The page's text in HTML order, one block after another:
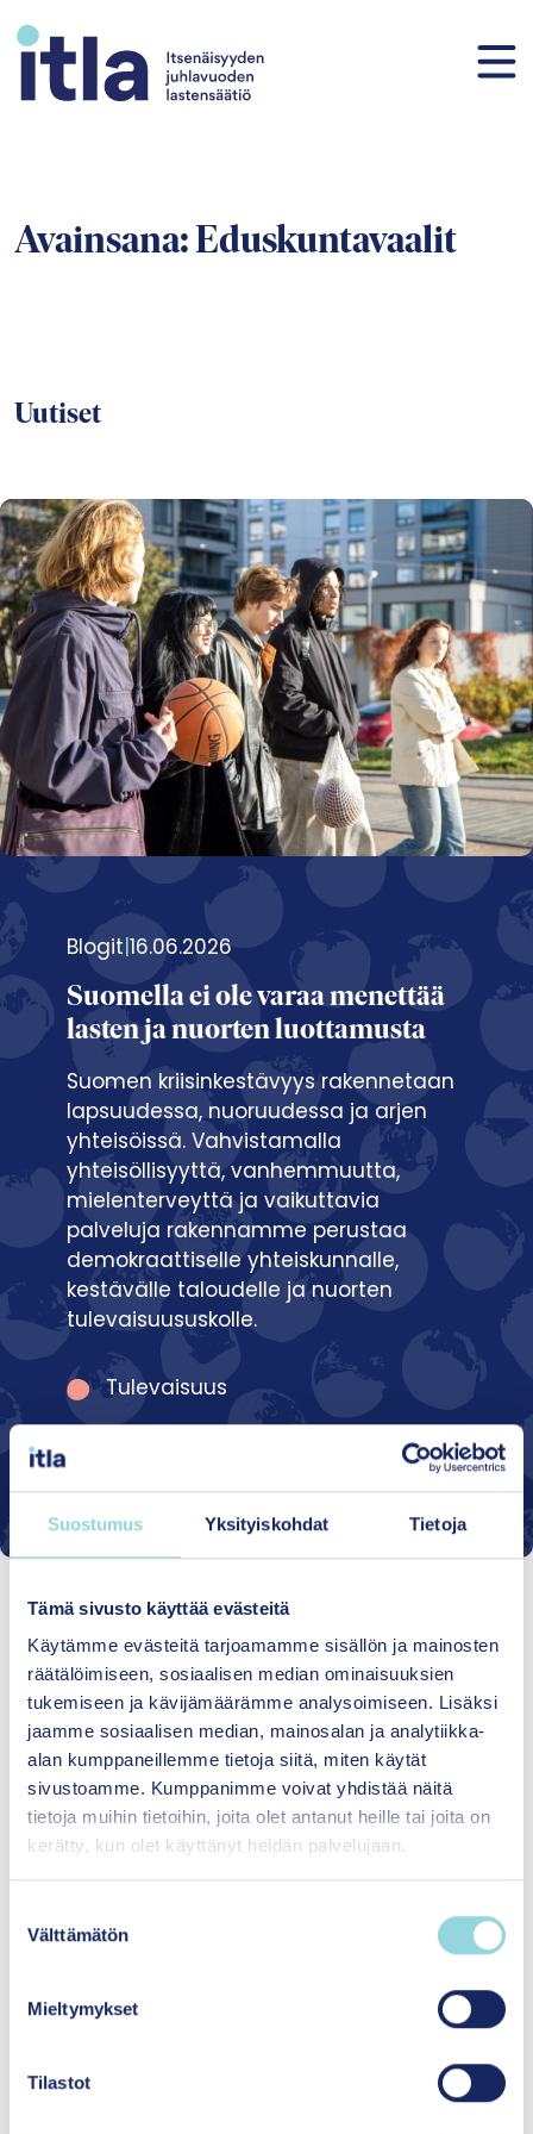
Suostumus Yksityiskohdat Tietoja
Tämä sivusto käyttää evästeitä
Käytämme evästeitä tarjoamamme sisällön ja mainosten
räätälöimiseen, sosiaalisen median ominaisuuksien
tukemiseen ja kävijämäärämme analysoimiseen. Lisäksi
jaamme sosiaalisen median, mainosalan ja analytiikka-
alan kumppaneillemme tietoja siitä, miten käytät
sivustoamme. Kumppanimme voivat yhdistää näitä
tietoja muihin tietoihin, joita olet antanut heille tai joita on
kerätty, kun olet käyttänyt heidän palvelujaan.
Välttämätön
Mieltymykset
Tilastot
Avainsana:Eduskuntavaalit
Uutiset
Blogit|16.06.2026
Suomella ei ole varaa menettää
lasten ja nuorten luottamusta
Suomen kriisinkestävyys rakennetaan
lapsuudessa, nuoruudessa ja arjen
yhteisöissä. Vahvistamalla
yhteisöllisyyttä, vanhemmuutta,
mielenterveyttä ja vaikuttavia
palveluja rakennamme perustaa
demokraattiselle yhteiskunnalle,
kestävälle taloudelle ja nuorten
tulevaisuususkolle.
Tulevaisuus
Luottamus
Materiaali